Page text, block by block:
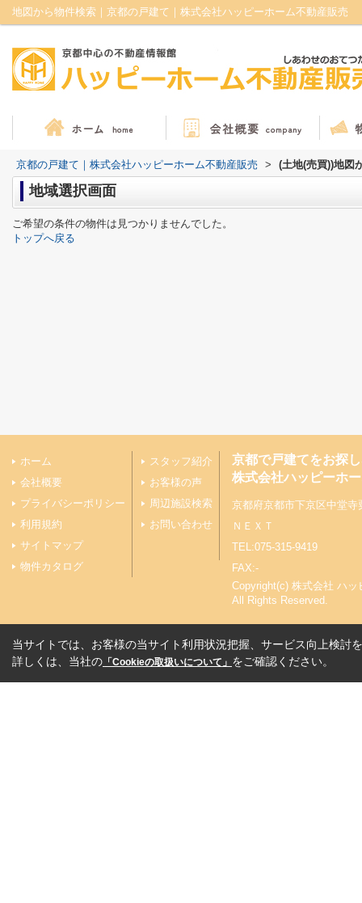
地図から物件検索｜京都の戸建て｜株式会社ハッピーホーム不動産販売
京都の戸建て｜株式会社ハッピーホーム不動産販売 > (土地(売買))地図
地域選択画面
ご希望の条件の物件は見つかりませんでした。
トップへ戻る
ホーム
会社概要
プライバシーポリシー
利用規約
サイトマップ
物件カタログ
スタッフ紹介
お客様の声
周辺施設検索
お問い合わせ
京都で戸建てをお探
株式会社ハッピーホ
京都府京都市下京区中堂
ＮＥＸＴ
TEL:075-315-9419
FAX:-
Copyright(c) 株式会社 ハ
All Rights Reserved.
当サイトでは、お客様の当サイト利用状況把握、サービス向上検討
詳しくは、当社の 「Cookieの取扱いについて」 をご確認ください。